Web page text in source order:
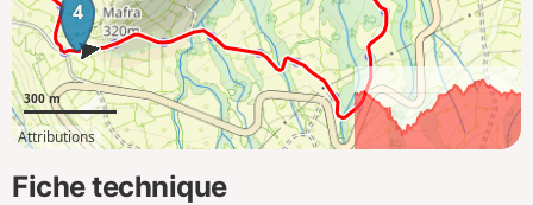
a
r
t
e
e
n
4
300 m
Attributions
Fiche technique